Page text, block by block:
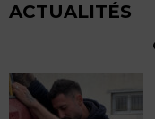
ACTUALITÉS